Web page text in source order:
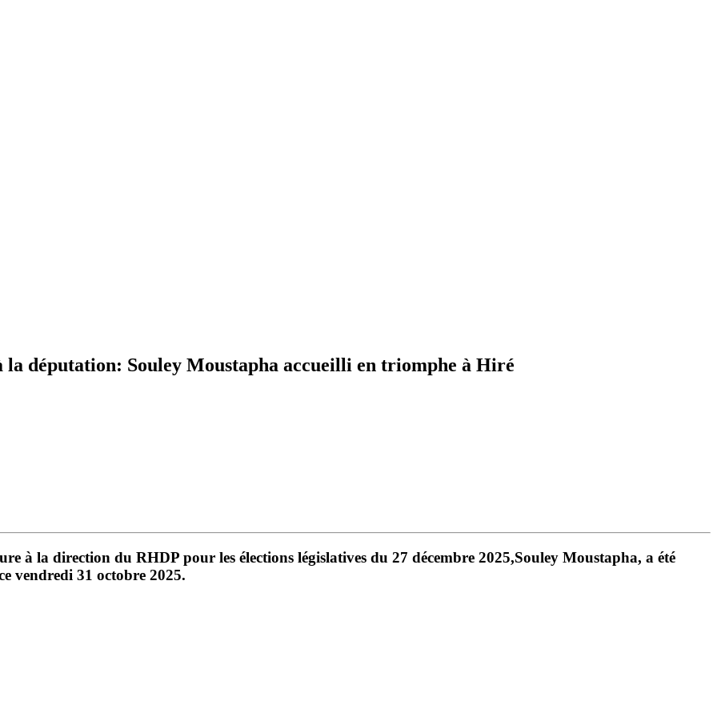
la députation: Souley Moustapha accueilli en triomphe à Hiré
à la direction du RHDP pour les élections législatives du 27 décembre 2025,Souley Moustapha, a été
vendredi 31 octobre 2025.